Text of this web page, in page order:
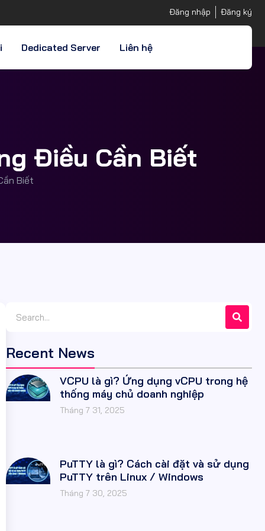
Đăng nhập Đăng ký
Dedicated Server Liên hệ
Điều Cần Biết
Biết
Recent News
VCPU là gì? Ứng dụng vCPU trong hệ
thống máy chủ doanh nghiệp
Tháng 7 31, 2025
PuTTY là gì? Cách cài đặt và sử dụng
PuTTY trên Linux / Windows
Tháng 7 30, 2025